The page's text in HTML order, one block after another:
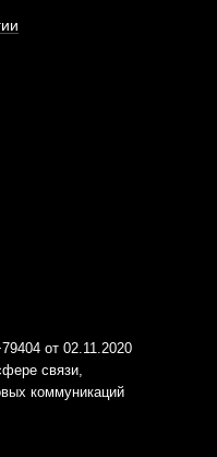
от 02.11.2020
связи,
коммуникаций